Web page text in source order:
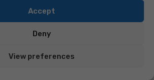
Accept
Deny
View preferences